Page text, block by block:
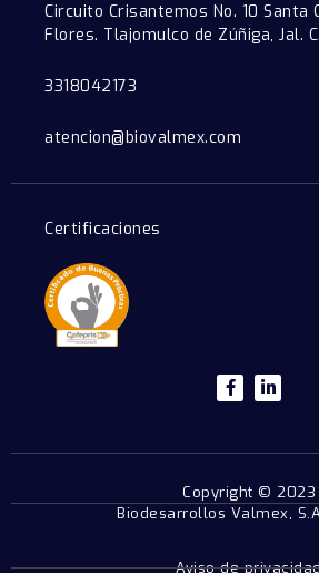
Circuito Crisantemos No. 10 Santa
Flores. Tlajomulco de Zúñiga, Jal.
3318042173
atencion@biovalmex.com
Certificaciones
Copyright © 2023
Biodesarrollos Valmex,
Aviso de